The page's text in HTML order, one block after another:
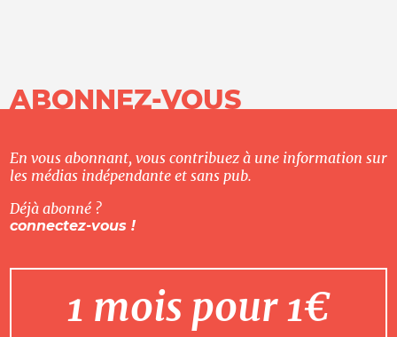
ABONNEZ-VOUS
En vous abonnant, vous contribuez à une information sur
les médias indépendante et sans pub.
Déjà abonné ?
connectez-vous !
1 mois pour 1€